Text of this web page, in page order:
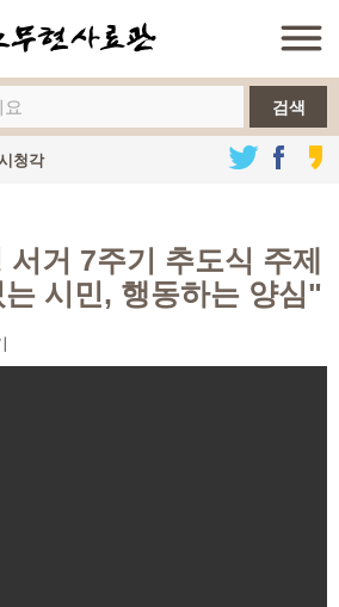
검색
청각
거 7주기 추도식 주제
시민, 행동하는 양심"